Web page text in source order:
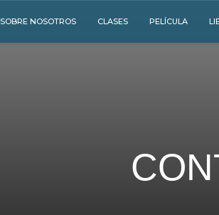
SOBRE NOSOTROS CLASES PELÍCULA